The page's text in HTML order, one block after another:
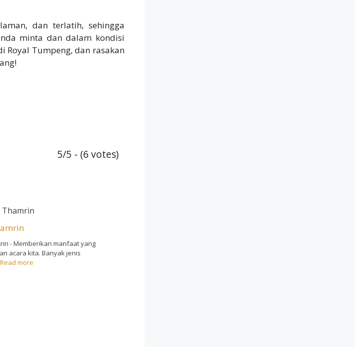
dan terlatih, sehingga
minta dan dalam kondisi
Royal Tumpeng, dan rasakan
5/5 - (6 votes)
Thamrin
- Memberikan manfaat yang
acara kita. Banyak jenis
Read more